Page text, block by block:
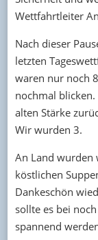
Wettfahrtleiter
Nach dieser
letzten
waren nur noch
nochmal
alten Stärke
Wir wurden 3.
An Land wurden
köstlichen
Dankeschön
sollte es bei
spannend